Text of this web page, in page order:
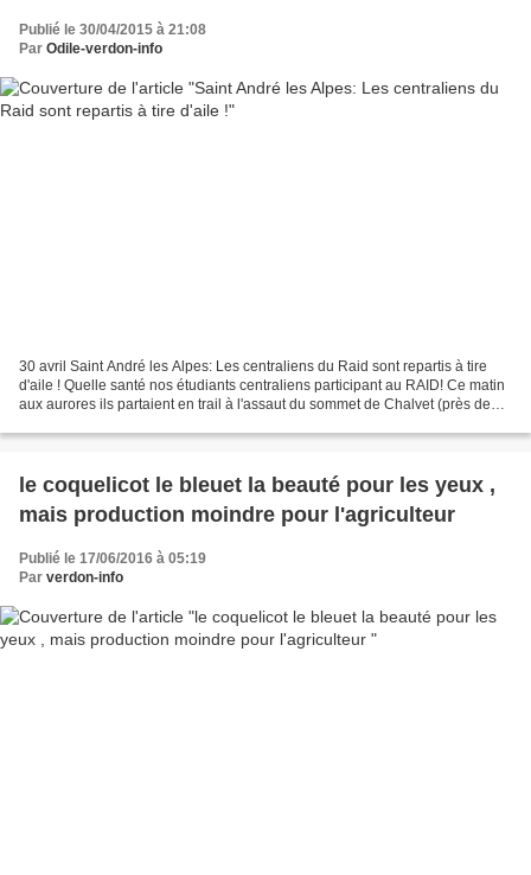
Publié le 30/04/2015 à 21:08
Par Odile-verdon-info
30 avril Saint André les Alpes: Les centraliens du Raid sont repartis à tire
d'aile ! Quelle santé nos étudiants centraliens participant au RAID! Ce matin
aux aurores ils partaient en trail à l'assaut du sommet de Chalvet (près de
le coquelicot le bleuet la beauté pour les yeux ,
mais production moindre pour l'agriculteur
Publié le 17/06/2016 à 05:19
Par verdon-info